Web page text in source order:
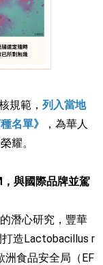
規範， 列入當地
名單》
，為華人
耀。
與國際品牌並駕
潛心研究，豐華
造Lactobacillus r
洲食品安全局（EF